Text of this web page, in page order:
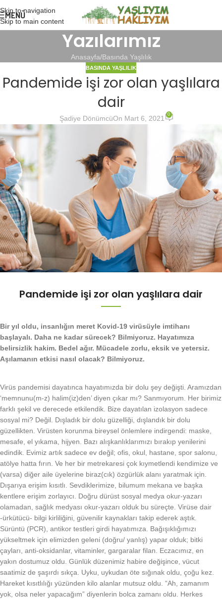
Skip to navigation
Skip to main content
MENÜ
Yazılarımız
Anasayfa Basında Yaşlılık
BASINDA YAŞLILIK
Pandemide işi zor olan yaşlılara
dair
Şadiye DönümcüOn Mart 6, 2021 0
Pandemide işi zor olan yaşlılara dair
Bir yıl oldu, insanlığın meret Kovid-19 virüsüyle imtihanı
başlayalı. Daha ne kadar sürecek? Bilmiyoruz. Hayatımıza
belirsizlik hakim. Bedel ağır. Mücadele zorlu, eksik ve yetersiz.
Aşılamanın etkisi nasıl olacak? Bilmiyoruz.
Virüs pandemisi dayatınca hayatımızda bir dolu şey değişti. Aramızdan
‘memnunu(m-z) halim(iz)den’ diyen çıkar mı? Sanmıyorum. Her birimiz
farklı şekil ve derecede etkilendik. Bize dayatılan izolasyon sadece
sosyal mi? Değil. Dışladık bir dolu güzelliği, dışlandık bir dolu
güzellikten. Virüsten korunma bireysel önlemlere indirgendi: maske,
mesafe, el yıkama, hijyen. Bazı alışkanlıklarımızı bırakıp yenilerini
edindik. Evimiz artık sadece ev değil; ofis, okul, hastane, spor salonu,
atölye hatta fırın. Ve her bir metrekaresi çok kıymetlendi kendimize ve
(varsa) diğer aile üyelerine biraz(cık) özgürlük alanı yaratmak için.
Dışarıya erişim kısıtlı. Sevdiklerimize, bilumum mekana ve başka
kentlere erişim zorlayıcı. Doğru dürüst sosyal medya okur-yazarı
olamadan, sağlık medyası okur-yazarı olduk bu süreçte. Virüse dair
-ürkütücü- bilgi kirliliğini, güvenilir kaynakları takip ederek aştık.
Sürüntü (PCR), antikor testleri girdi hayatımıza. Bağışıklığımızı
yükseltmek için elimizden geleni (doğru/ yanlış) yapar olduk; bitki
çayları, anti-oksidanlar, vitaminler, gargaralar filan. Eczacımız, en
yakın dostumuz oldu. Günlük düzenimiz habire değişince, vücut
saatimiz de şaşırdı sıkça. Uyku, uykudan öte sığınak oldu, çoğu kez.
Hareket kısıtlılığı yüzünden kilo alanlar mutsuz oldu. “Ah, zamanım
yok, olsa neler yapacağım” diyenlerin bolca zamanı oldu. Herkes